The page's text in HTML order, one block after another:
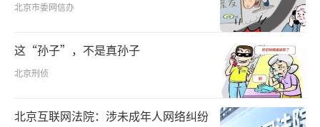
我国60周岁及以上人口数量如今已超过3
亿，让老年人安享幸福晚年，始终是习近平总
书记的深深牵挂。
党的二十届三中全会指出，要积极应对人
北京市委网信办
这“孙子”，不是真孙子
北京刑侦
北京互联网法院：涉未成年人网络纠纷